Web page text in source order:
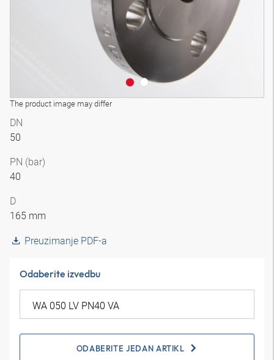
The product image may differ
DN
50
PN (bar)
40
D
165 mm
Preuzimanje PDF-a
Odaberite izvedbu
ODABERITE JEDAN ARTIKL